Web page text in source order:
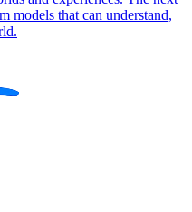
models that can understand,